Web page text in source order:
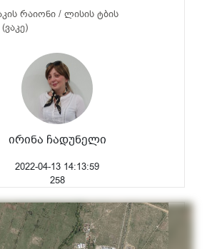
რაიონი / ლისის ტბის
ირინა ჩადუნელი
2022-04-13 14:13:59
258